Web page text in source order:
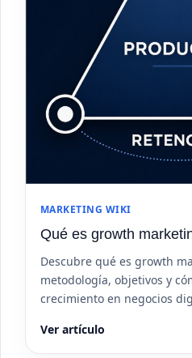
MARKETING WIKI
Qué es growth
Descubre qué es growth
metodología, objetivos y
crecimiento en negocios
Ver artículo